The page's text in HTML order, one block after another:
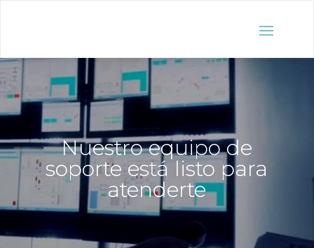
Nuestro equipo de
soporte está listo para
atenderte